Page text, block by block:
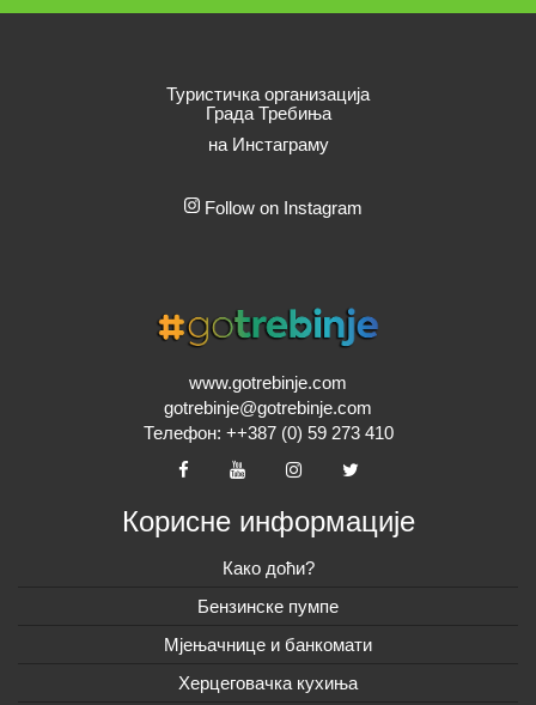
Туристичка организација
Града Требиња
на Инстаграму
Follow on Instagram
www.gotrebinje.com
gotrebinje@gotrebinje.com
Телефон: ++387 (0) 59 273 410
Корисне информације
Како доћи?
Бензинске пумпе
Мјењачнице и банкомати
Херцеговачка кухиња